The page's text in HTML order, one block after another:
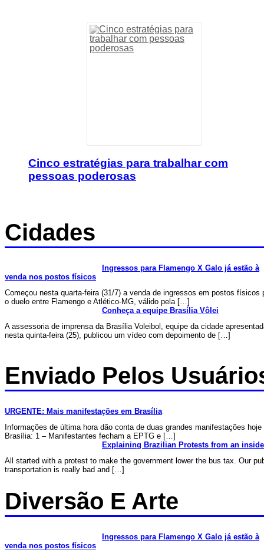
Cinco estratégias para trabalhar com
pessoas poderosas
Cidades
Ingressos para Flamengo X Galo já estão à
venda nos postos físicos
Começou nesta quarta-feira (31/7) a venda de ingressos em postos físicos
o duelo entre Flamengo e Atlético-MG, válido pela […]
Conheça a equipe Brasília Vôlei
A assessoria de imprensa da Brasília Voleibol, equipe da cidade
nesta quinta-feira (25), publicou um vídeo com depoimento de […]
Enviado Pelos
URGENTE: Mais manifestações em Brasília
Informações de última hora dão conta de duas grandes manifestações hoje
Brasília: 1 – Manifestantes fecham a EPTG e […]
Explaining Brazilian Protests from an
All started with a protest to make the government lower the bus tax. Our
transportation is really bad and […]
Diversão E Arte
Ingressos para Flamengo X Galo já estão à
venda nos postos físicos